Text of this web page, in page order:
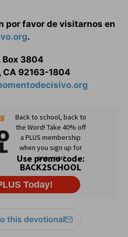
por favor de visitarnos en
.
Box 3804
CA 92163-1804
this devotional